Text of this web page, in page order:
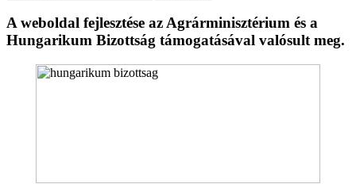
A weboldal fejlesztése az Agrárminisztérium és a
Hungarikum Bizottság támogatásával valósult meg.